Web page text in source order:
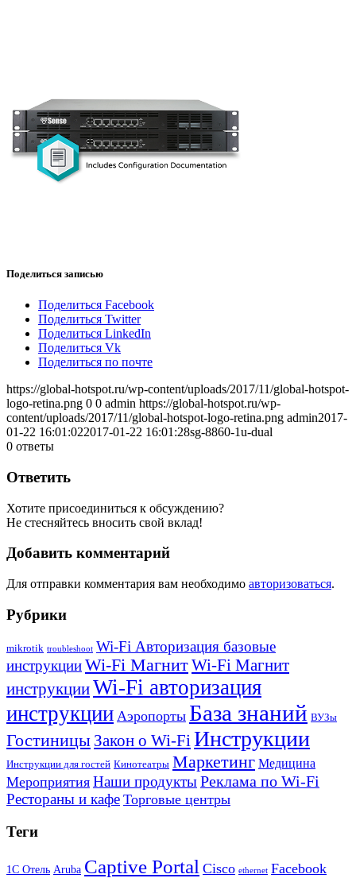
Поделиться записью
Поделиться Facebook
Поделиться Twitter
Поделиться LinkedIn
Поделиться Vk
Поделиться по почте
https://global-hotspot.ru/wp-content/uploads/2017/11/global-hotspot-
logo-retina.png 0 0 admin https://global-hotspot.ru/wp-
content/uploads/2017/11/global-hotspot-logo-retina.png admin2017-
01-22 16:01:022017-01-22 16:01:28sg-8860-1u-dual
0 ответы
Ответить
Хотите присоединиться к обсуждению?
Не стесняйтесь вносить свой вклад!
Добавить комментарий
Для отправки комментария вам необходимо авторизоваться.
Рубрики
mikrotik troubleshoot Wi-Fi Авторизация базовые
инструкцииWi-Fi МагнитWi-Fi Магнит
инструкцииWi-Fi авторизация
инструкции Аэропорты База знаний ВУЗы
Гостиницы Закон о Wi-FiИнструкции
Инструкции для гостей Кинотеатры Маркетинг Медицина
Мероприятия Наши продуктыРеклама по Wi-Fi
Рестораны и кафе Торговые центры
Теги
1С Отель Aruba Captive Portal Cisco ethernet Facebook